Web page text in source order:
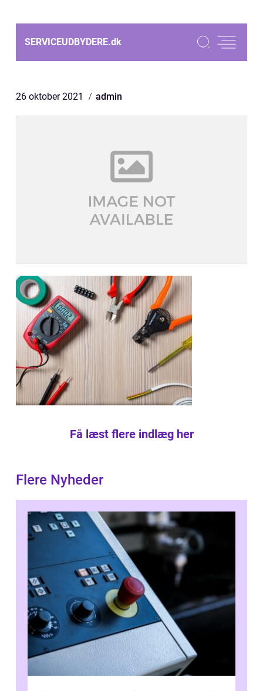
SERVICEUDBYDERE.dk
26 oktober 2021 admin
Få læst flere indlæg her
Flere Nyheder